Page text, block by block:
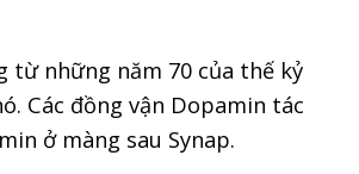
từ những năm 70 của thế kỷ
Các đồng vận Dopamin tác
ở màng sau Synap.